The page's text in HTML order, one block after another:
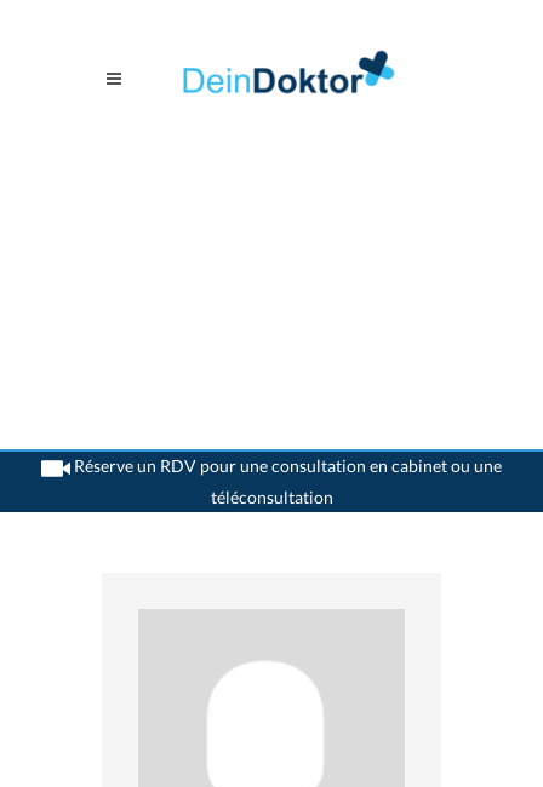
Réserve un RDV pour une consultation en cabinet ou une
téléconsultation
>Généralistes>Confignon>Dr. Jean-Marie Schell>Cabinet du Dr. Jean-Marie